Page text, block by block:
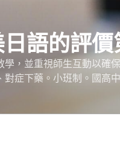
語的評
學，並重視師生互動以確
對症下藥。小班制。國高